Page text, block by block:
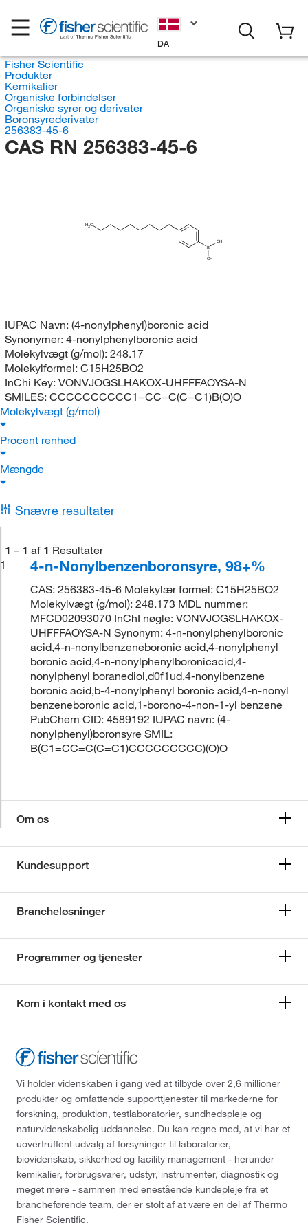
DA
Fisher Scientific
Produkter
Kemikalier
Organiske forbindelser
Organiske syrer og derivater
Boronsyrederivater
256383-45-6
CAS RN 256383-45-6
H3C
B
OH
OH
IUPAC Navn: (4-nonylphenyl)boronic acid
Synonymer: 4-nonylphenylboronic acid
Molekylvægt (g/mol): 248.17
Molekylformel: C15H25BO2
InChi Key: VONVJOGSLHAKOX-UHFFFAOYSA-N
SMILES: CCCCCCCCCC1=CC=C(C=C1)B(O)O
Molekylvægt (g/mol)
Procent renhed
Mængde
Snævre resultater
1 – 1 af 1 Resultater
1
4-n-Nonylbenzenboronsyre, 98+%
CAS: 256383-45-6 Molekylær formel: C15H25BO2
Molekylvægt (g/mol): 248.173 MDL nummer:
MFCD02093070 InChI nøgle: VONVJOGSLHAKOX-
UHFFFAOYSA-N Synonym: 4-n-nonylphenylboronic
acid,4-n-nonylbenzeneboronic acid,4-nonylphenyl
boronic acid,4-n-nonylphenylboronicacid,4-
nonylphenyl boranediol,d0f1ud,4-nonylbenzene
boronic acid,b-4-nonylphenyl boronic acid,4-n-nonyl
benzeneboronic acid,1-borono-4-non-1-yl benzene
PubChem CID: 4589192 IUPAC navn: (4-
nonylphenyl)boronsyre SMIL:
B(C1=CC=C(C=C1)CCCCCCCCC)(O)O
Om os
Kundesupport
Brancheløsninger
Programmer og tjenester
Kom i kontakt med os
Vi holder videnskaben i gang ved at tilbyde over 2,6 millioner
produkter og omfattende supporttjenester til markederne for
forskning, produktion, testlaboratorier, sundhedspleje og
naturvidenskabelig uddannelse. Du kan regne med, at vi har et
uovertruffent udvalg af forsyninger til laboratorier,
biovidenskab, sikkerhed og facility management - herunder
kemikalier, forbrugsvarer, udstyr, instrumenter, diagnostik og
meget mere - sammen med enestående kundepleje fra et
brancheførende team, der er stolt af at være en del af Thermo
Fisher Scientific.